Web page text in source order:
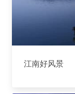
江南好风景